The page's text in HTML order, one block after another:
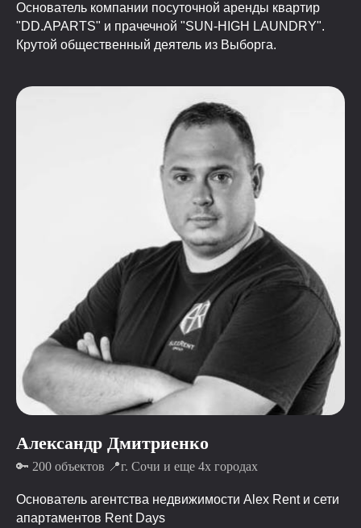
Основатель компании посуточной аренды квартир
"DD.APARTS" и прачечной "SUN-HIGH LAUNDRY".
Крутой общественный деятель из Выборга.
Александр Дмитриенко
🔑 200 объектов 📍г. Сочи и еще 4х городах
Основатель агентства недвижимости Alex Rent и сети
апартаментов Rent Days